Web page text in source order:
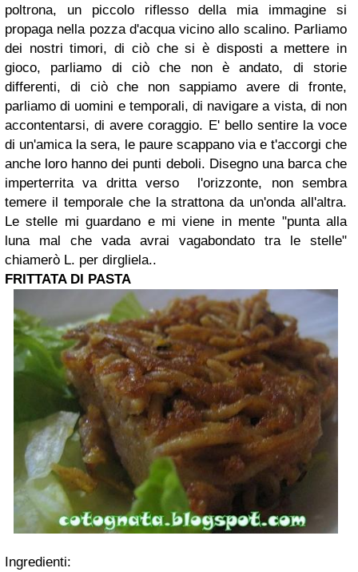
poltrona, un piccolo riflesso della mia immagine si
propaga nella pozza d'acqua vicino allo scalino. Parliamo
dei nostri timori, di ciò che si è disposti a mettere in
gioco, parliamo di ciò che non è andato, di storie
differenti, di ciò che non sappiamo avere di fronte,
parliamo di uomini e temporali, di navigare a vista, di non
accontentarsi, di avere coraggio. E' bello sentire la voce
di un'amica la sera, le paure scappano via e t'accorgi che
anche loro hanno dei punti deboli. Disegno una barca che
imperterrita va dritta verso l'orizzonte, non sembra
temere il temporale che la strattona da un'onda all'altra.
Le stelle mi guardano e mi viene in mente "punta alla
luna mal che vada avrai vagabondato tra le stelle"
chiamerò L. per dirgliela..
FRITTATA DI PASTA
Ingredienti: